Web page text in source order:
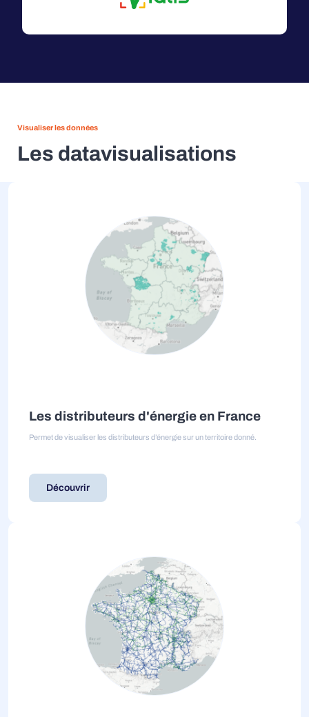
Visualiser les données
Les datavisualisations
Les distributeurs d'énergie en France
Permet de visualiser les distributeurs d’énergie sur un territoire donné.
Découvrir